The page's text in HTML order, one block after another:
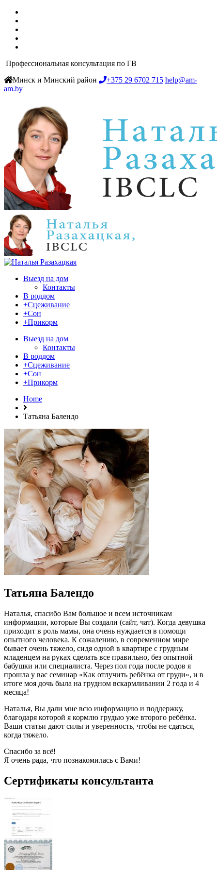
Профессиональная консультация по ГВ
Минск и Минский район
+375 29 6702 715 help@am-
am.by
Выезд на дом
Контакты
В роддом
+Сцеживание
+Сон
+Прикорм
Выезд на дом
Контакты
В роддом
+Сцеживание
+Сон
+Прикорм
Home
Татьяна Балендо
Татьяна Балендо
Наталья, спасибо Вам большое и всем источникам
информации, которые Вы создали (сайт, чат). Когда девушка
приходит в роль мамы, она очень нуждается в помощи
опытного человека. К сожалению, в современном мире
бывает очень тяжело, сидя одной в квартире с грудным
младенцем на руках сделать все правильно, без опытной
бабушки или специалиста. Через пол года после родов я
прошла у вас семинар «Как отлучить ребёнка от груди», и в
итоге моя дочь была на грудном вскармливании 2 года и 4
месяца!
Наталья, Вы дали мне всю информацию и поддержку,
благодаря которой я кормлю грудью уже второго ребёнка.
Ваши статьи дают силы и уверенность, чтобы не сдаться,
когда тяжело.
Спасибо за всё!
Я очень рада, что познакомилась с Вами!
Сертификаты консультанта